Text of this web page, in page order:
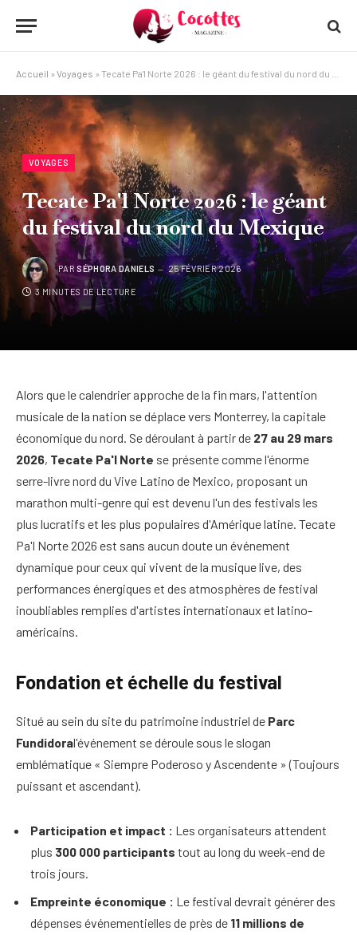
Accueil » Voyages » Tecate Pa'l Norte 2026 : le géant du festival du nord du Mexique
VOYAGES
Tecate Pa'l Norte 2026 : le géant
du festival du nord du Mexique
PAR SÉPHORA DANIELS 25 FÉVRIER 2026
3 MINUTES DE LECTURE
Alors que le calendrier approche de la fin mars, l'attention
musicale de la nation se déplace vers Monterrey, la capitale
économique du nord. Se déroulant à partir de 27 au 29 mars
2026, Tecate Pa'l Norte se présente comme l'énorme
serre-livre nord du Vive Latino de Mexico, proposant un
marathon multi-genre qui est devenu l'un des festivals les
plus lucratifs et les plus populaires d'Amérique latine. Tecate
Pa'l Norte 2026 est sans aucun doute un événement
dynamique pour ceux qui vivent de la musique live, des
performances énergiques et des atmosphères de festival
inoubliables remplies d'artistes internationaux et latino-
américains.
Fondation et échelle du festival
Situé au sein du site du patrimoine industriel de Parc
Fundidoral'événement se déroule sous le slogan
emblématique « Siempre Poderoso y Ascendente » (Toujours
puissant et ascendant).
Participation et impact : Les organisateurs attendent
plus 300 000 participants tout au long du week-end de
trois jours.
Empreinte économique : Le festival devrait générer des
dépenses événementielles de près de 11 millions de